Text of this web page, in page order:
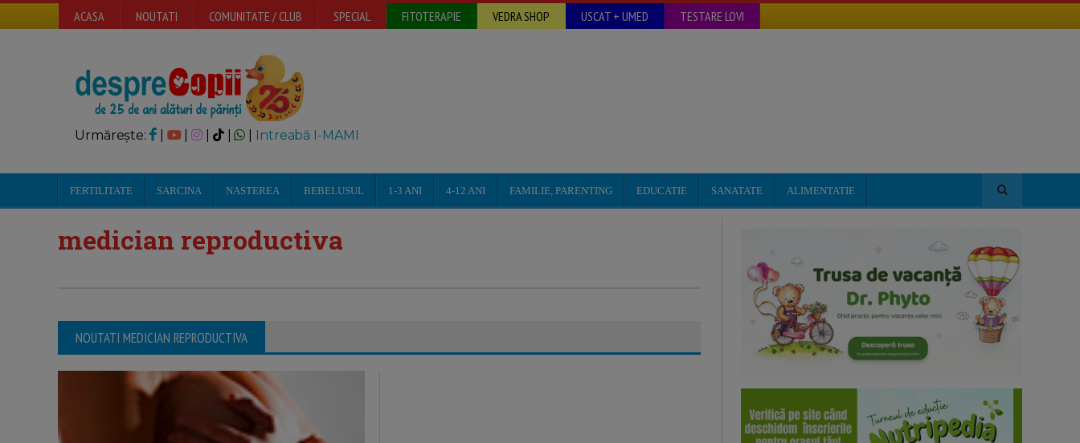
ACASA NOUTATI COMUNITATE / CLUB SPECIAL FITOTERAPIE VEDRA SHOP USCAT + UMED TESTARE LOVI
Urmărește: | | Intreabă I-MAMI
FERTILITATE SARCINA NASTEREA BEBELUSUL 1-3 ANI 4-12 ANI FAMILIE, PARENTING EDUCATIE SANATATE ALIMENTATIE
medician reproductiva
NOUTATI MEDICIAN REPRODUCTIVA